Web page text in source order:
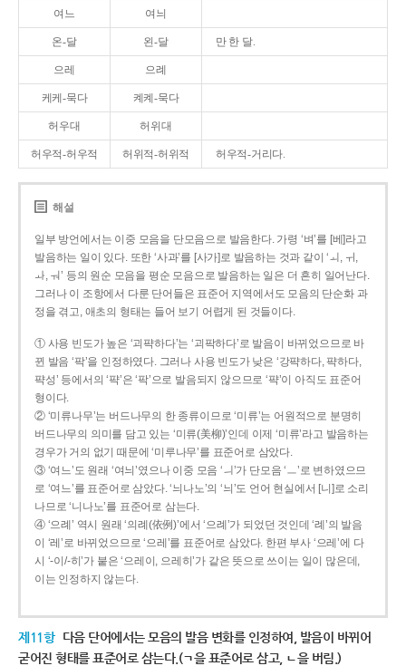
여느 여늬
온-달 왼-달 만 한 달.
으레 으례
케케-묵다 켸켸-묵다
허우대 허위대
허우적-허우적 허위적-허위적 허우적-거리다.
해설
일부 방언에서는 이중 모음을 단모음으로 발음한다. 가령 ‘벼’를 [베]라고
발음하는 일이 있다. 또한 ‘사과’를 [사가]로 발음하는 것과 같이 ‘ㅚ, ㅟ,
ㅘ, ㅝ’ 등의 원순 모음을 평순 모음으로 발음하는 일은 더 흔히 일어난다.
그러나 이 조항에서 다룬 단어들은 표준어 지역에서도 모음의 단순화 과
정을 겪고, 애초의 형태는 들어 보기 어렵게 된 것들이다.
① 사용 빈도가 높은 ‘괴퍅하다’는 ‘괴팍하다’로 발음이 바뀌었으므로 바
뀐 발음 ‘팍’을 인정하였다. 그러나 사용 빈도가 낮은 ‘강퍅하다, 퍅하다,
퍅성’ 등에서의 ‘퍅’은 ‘팍’으로 발음되지 않으므로 ‘퍅’이 아직도 표준어
형이다.
② ‘미류나무’는 버드나무의 한 종류이므로 ‘미류’는 어원적으로 분명히
버드나무의 의미를 담고 있는 ‘미류(美柳)’인데 이제 ‘미류’라고 발음하는
경우가 거의 없기 때문에 ‘미루나무’를 표준어로 삼았다.
③ ‘여느’도 원래 ‘여늬’였으나 이중 모음 ‘ㅢ’가 단모음 ‘ㅡ’로 변하였으므
로 ‘여느’를 표준어로 삼았다. ‘늬나노’의 ‘늬’도 언어 현실에서 [니]로 소리
나므로 ‘니나노’를 표준어로 삼는다.
④ ‘으례’ 역시 원래 ‘의례(依例)’에서 ‘으례’가 되었던 것인데 ‘례’의 발음
이 ‘레’로 바뀌었으므로 ‘으레’를 표준어로 삼았다. 한편 부사 ‘으레’에 다
시 ‘-이/-히’가 붙은 ‘으레이, 으레히’가 같은 뜻으로 쓰이는 일이 많은데,
이는 인정하지 않는다.
제11항 다음 단어에서는 모음의 발음 변화를 인정하여, 발음이 바뀌어
굳어진 형태를 표준어로 삼는다.(ㄱ을 표준어로 삼고, ㄴ을 버림.)